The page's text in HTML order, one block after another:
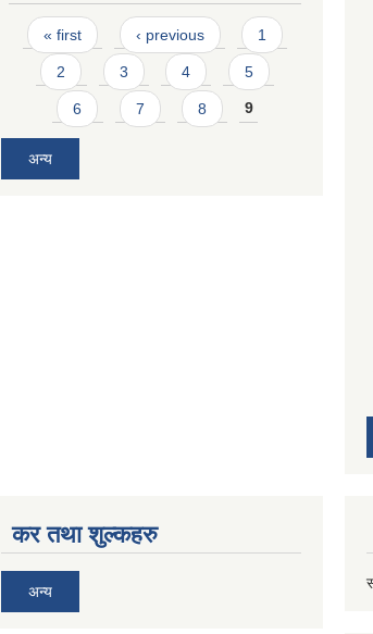
Pages
« first ‹ previous 1
2 3 4 5
6 7 8 9
अन्य
कर तथा शुल्कहरु
अन्य